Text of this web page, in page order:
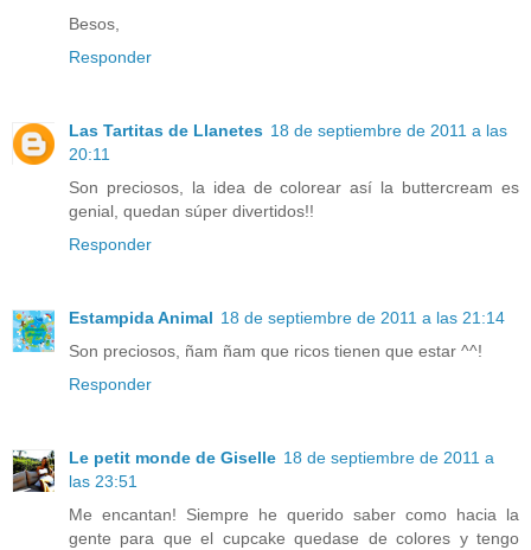
Besos,
Responder
Las Tartitas de Llanetes 18 de septiembre de 2011 a las
20:11
Son preciosos, la idea de colorear así la buttercream es
genial, quedan súper divertidos!!
Responder
Estampida Animal 18 de septiembre de 2011 a las 21:14
Son preciosos, ñam ñam que ricos tienen que estar ^^!
Responder
Le petit monde de Giselle 18 de septiembre de 2011 a
las 23:51
Me encantan! Siempre he querido saber como hacia la
gente para que el cupcake quedase de colores y tengo